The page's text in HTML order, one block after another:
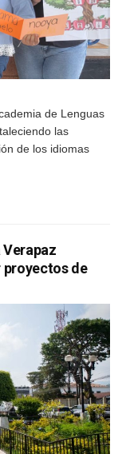
de Lenguas
las
de los idiomas
proyectos de